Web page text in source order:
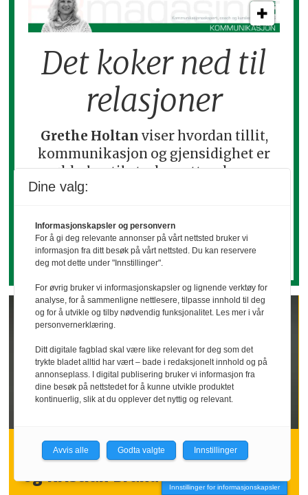
Det koker ned til
relasjoner
Grethe Holtan viser hvordan tillit,
kommunikasjon og gjensidighet er
nøkkelen til sterke nettverk – og
hvorfor tilfeldige møter,
andre kan skape muligheter langt
utover det vi først ser.
INNLEGG | Håvard Nybakk Vang
og Kristian Brandt
Innstillinger for informasjonskapsler
Dine valg:
Informasjonskapsler og personvern
For å gi deg relevante annonser på vårt nettsted bruker vi
informasjon fra ditt besøk på vårt nettsted. Du kan reservere
deg mot dette under "Innstillinger".
For øvrig bruker vi informasjonskapsler og lignende verktøy for
analyse, for å sammenligne nettlesere, tilpasse innhold til deg
og for å utvikle og tilby nødvendig funksjonalitet. Les mer i vår
personvernerklæring.
Ditt digitale fagblad skal være like relevant for deg som det
trykte bladet alltid har vært – bade i redaksjonelt innhold og på
annonseplass. I digital publisering bruker vi informasjon fra
dine besøk på nettstedet for å kunne utvikle produktet
kontinuerlig, slik at du opplever det nyttig og relevant.
Avvis alle Godta valgte Innstillinger